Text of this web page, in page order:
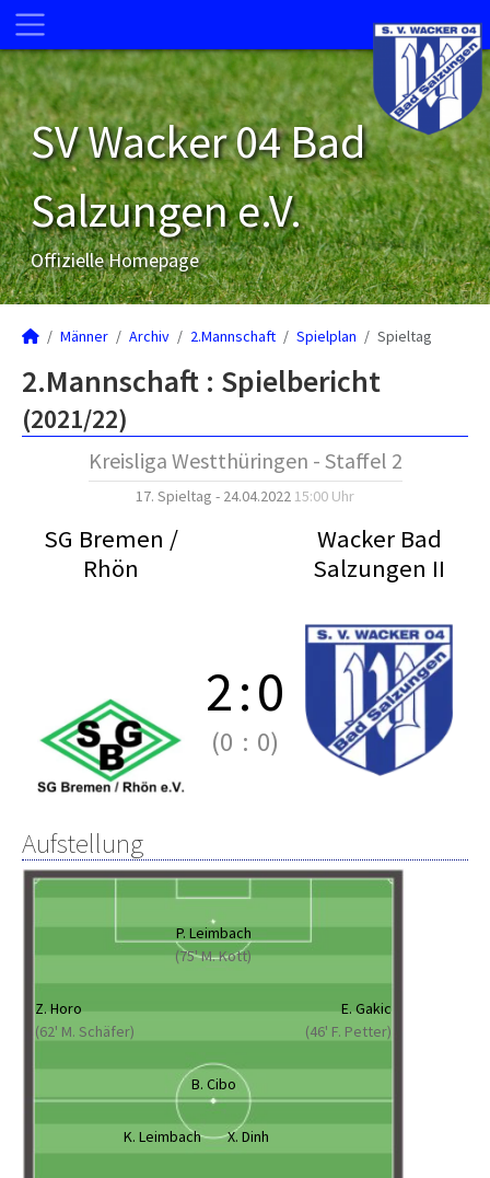
SV Wacker 04 Bad
Salzungen e.V.
Offizielle Homepage
Männer Archiv 2.Mannschaft Spielplan Spieltag
2.Mannschaft : Spielbericht
(2021/22)
Kreisliga Westthüringen - Staffel 2
17. Spieltag - 24.04.2022 15:00 Uhr
SG Bremen /
Rhön
Wacker Bad
Salzungen II
2:0
(0 : 0)
Aufstellung
P. Leimbach
(75' M. Kott)
Z. Horo
(62' M. Schäfer)
E. Gakic
(46' F. Petter)
B. Cibo
K. Leimbach X. Dinh